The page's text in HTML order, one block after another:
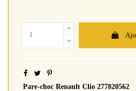
Pare-choc Renault Clio 277820562